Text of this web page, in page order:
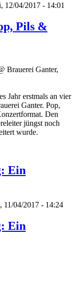
12/04/2017 - 14:01
Pils &
Brauerei Ganter,
Jahr erstmals an vier
Ganter. Pop,
Den
jüngst noch
wurde.
Ein
11/04/2017 - 14:24
Ein